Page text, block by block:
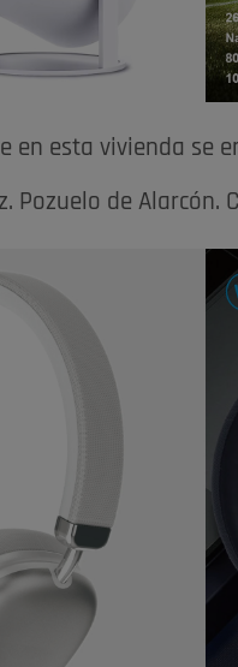
en esta vivienda se
Pozuelo de Alarcón.